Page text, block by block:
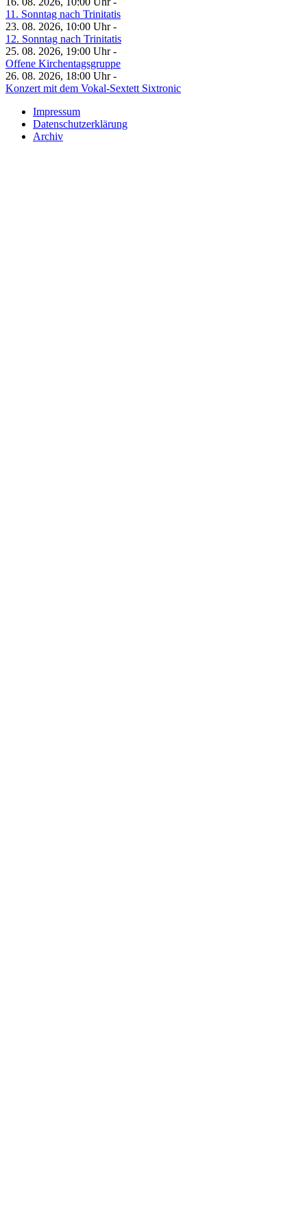
11. Sonntag nach Trinitatis
23. 08. 2026, 10:00 Uhr -
12. Sonntag nach Trinitatis
25. 08. 2026, 19:00 Uhr -
Offene Kirchentagsgruppe
26. 08. 2026, 18:00 Uhr -
Konzert mit dem Vokal-Sextett Sixtronic
Impressum
Datenschutzerklärung
Archiv